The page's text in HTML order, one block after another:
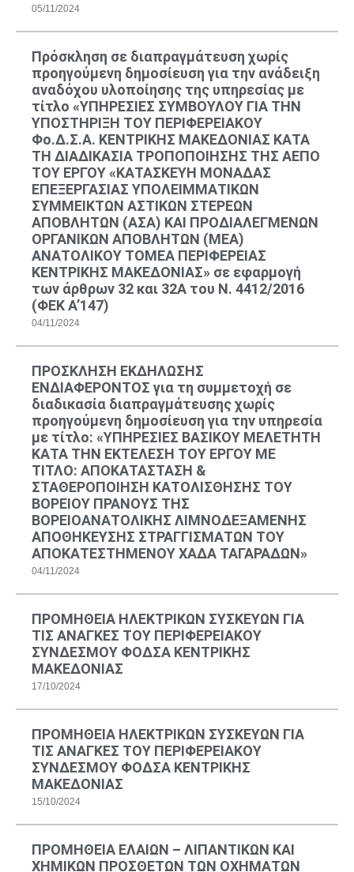
05/11/2024
Πρόσκληση σε διαπραγμάτευση χωρίς
προηγούμενη δημοσίευση για την ανάδειξη
αναδόχου υλοποίησης της υπηρεσίας με
τίτλο «ΥΠΗΡΕΣΙΕΣ ΣΥΜΒΟΥΛΟΥ ΓΙΑ ΤΗΝ
ΥΠΟΣΤΗΡΙΞΗ ΤΟΥ ΠΕΡΙΦΕΡΕΙΑΚΟΥ
Φο.Δ.Σ.Α. ΚΕΝΤΡΙΚΗΣ ΜΑΚΕΔΟΝΙΑΣ ΚΑΤΑ
ΤΗ ΔΙΑΔΙΚΑΣΙΑ ΤΡΟΠΟΠΟΙΗΣΗΣ ΤΗΣ ΑΕΠΟ
ΤΟΥ ΕΡΓΟΥ «ΚΑΤΑΣΚΕΥΗ ΜΟΝΑΔΑΣ
ΕΠΕΞΕΡΓΑΣΙΑΣ ΥΠΟΛΕΙΜΜΑΤΙΚΩΝ
ΣΥΜΜΕΙΚΤΩΝ ΑΣΤΙΚΩΝ ΣΤΕΡΕΩΝ
ΑΠΟΒΛΗΤΩΝ (ΑΣΑ) ΚΑΙ ΠΡΟΔΙΑΛΕΓΜΕΝΩΝ
ΟΡΓΑΝΙΚΩΝ ΑΠΟΒΛΗΤΩΝ (ΜΕΑ)
ΑΝΑΤΟΛΙΚΟΥ ΤΟΜΕΑ ΠΕΡΙΦΕΡΕΙΑΣ
ΚΕΝΤΡΙΚΗΣ ΜΑΚΕΔΟΝΙΑΣ» σε εφαρμογή
των άρθρων 32 και 32Α του Ν. 4412/2016
(ΦΕΚ Α’147)
04/11/2024
ΠΡΟΣΚΛΗΣΗ ΕΚΔΗΛΩΣΗΣ
ΕΝΔΙΑΦΕΡΟΝΤΟΣ για τη συμμετοχή σε
διαδικασία διαπραγμάτευσης χωρίς
προηγούμενη δημοσίευση για την υπηρεσία
με τίτλο: «ΥΠΗΡΕΣΙΕΣ ΒΑΣΙΚΟΥ ΜΕΛΕΤΗΤΗ
ΚΑΤΑ ΤΗΝ ΕΚΤΕΛΕΣΗ ΤΟΥ ΕΡΓΟΥ ΜΕ
ΤΙΤΛΟ: ΑΠΟΚΑΤΑΣΤΑΣΗ &
ΣΤΑΘΕΡΟΠΟΙΗΣΗ ΚΑΤΟΛΙΣΘΗΣΗΣ ΤΟΥ
ΒΟΡΕΙΟΥ ΠΡΑΝΟΥΣ ΤΗΣ
ΒΟΡΕΙΟΑΝΑΤΟΛΙΚΗΣ ΛΙΜΝΟΔΕΞΑΜΕΝΗΣ
ΑΠΟΘΗΚΕΥΣΗΣ ΣΤΡΑΓΓΙΣΜΑΤΩΝ ΤΟΥ
ΑΠΟΚΑΤΕΣΤΗΜΕΝΟΥ ΧΑΔΑ ΤΑΓΑΡΑΔΩΝ»
04/11/2024
ΠΡΟΜΗΘΕΙΑ ΗΛΕΚΤΡΙΚΩΝ ΣΥΣΚΕΥΩΝ ΓΙΑ
ΤΙΣ ΑΝΑΓΚΕΣ ΤΟΥ ΠΕΡΙΦΕΡΕΙΑΚΟΥ
ΣΥΝΔΕΣΜΟΥ ΦΟΔΣΑ ΚΕΝΤΡΙΚΗΣ
ΜΑΚΕΔΟΝΙΑΣ
17/10/2024
ΠΡΟΜΗΘΕΙΑ ΗΛΕΚΤΡΙΚΩΝ ΣΥΣΚΕΥΩΝ ΓΙΑ
ΤΙΣ ΑΝΑΓΚΕΣ ΤΟΥ ΠΕΡΙΦΕΡΕΙΑΚΟΥ
ΣΥΝΔΕΣΜΟΥ ΦΟΔΣΑ ΚΕΝΤΡΙΚΗΣ
ΜΑΚΕΔΟΝΙΑΣ
15/10/2024
ΠΡΟΜΗΘΕΙΑ ΕΛΑΙΩΝ – ΛΙΠΑΝΤΙΚΩΝ ΚΑΙ
ΧΗΜΙΚΩΝ ΠΡΟΣΘΕΤΩΝ ΤΩΝ ΟΧΗΜΑΤΩΝ